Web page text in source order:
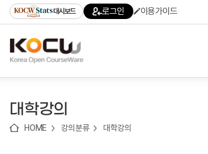
기
기
기
content)
가
대시보드 로그인 이용가이드
대학강의
HOME 강의분류 대학강의